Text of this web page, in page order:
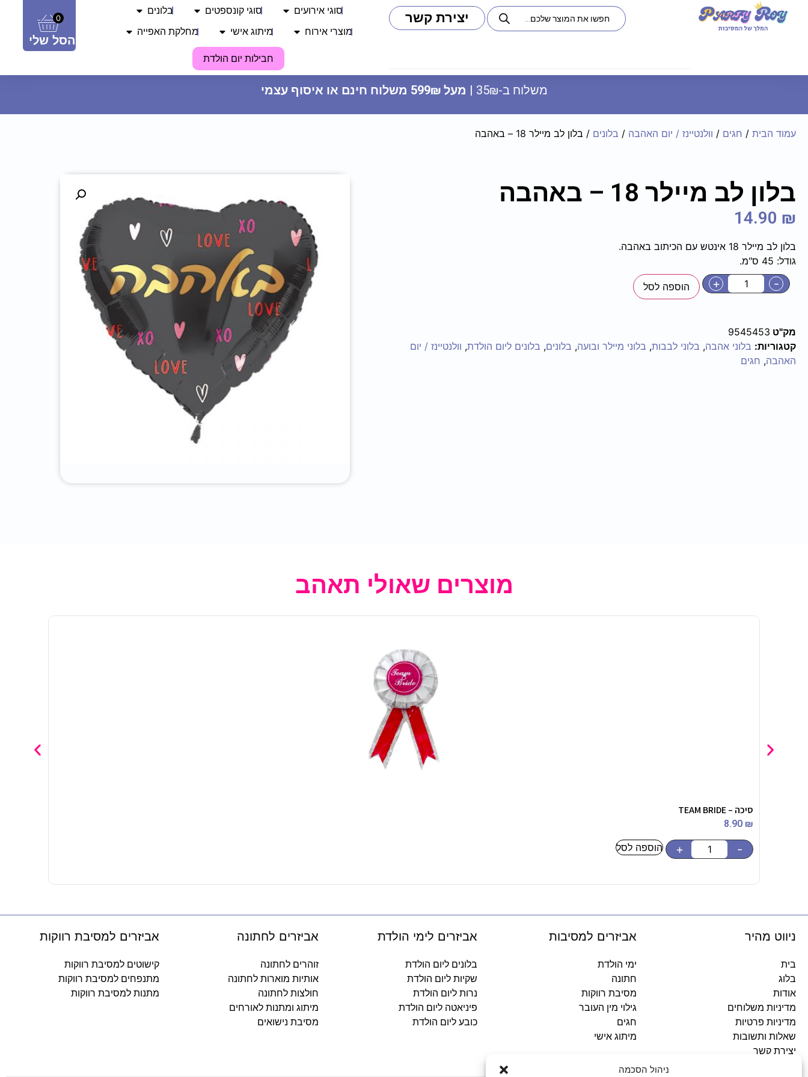
ניהול הסכמה
חולצה מודפסת - הגעתי ליעד
0
הסל שלי
יצירת קשר סוגי אירועים סוגי קונספטים בלונים
מוצרי אירוח מיתוג אישי מחלקת האפייה
חבילות יום הולדת
משלוח ב-35₪ | מעל 599₪ משלוח חינם או איסוף עצמי
עמוד הבית / חגים / וולנטיינז / יום האהבה / בלונים / בלון לב מיילר 18 – באהבה
בלון לב מיילר 18 – באהבה
14.90 ₪
בלון לב מיילר 18 אינטש עם הכיתוב באהבה.
גודל: 45 ס"מ.
-
+ הוספה לסל
מק"ט 9545453
קטגוריות: בלוני אהבה, בלוני לבבות, בלוני מיילר ובועה, בלונים, בלונים ליום הולדת, וולנטיינז / יום
האהבה, חגים
מוצרים שאולי תאהב
סיכה – TEAM BRIDE
8.90 ₪
-
+ הוספה לסל
ניווט מהיר
בית
בלוג
אודות
מדיניות משלוחים
מדיניות פרטיות
שאלות ותשובות
יצירת קשר
אביזרים למסיבות
ימי הולדת
חתונה
מסיבת רווקות
גילוי מין העובר
חגים
מיתוג אישי
אביזרים לימי הולדת
בלונים ליום הולדת
שקיות ליום הולדת
נרות ליום הולדת
פיניאטה ליום הולדת
כובע ליום הולדת
אביזרים לחתונה
זוהרים לחתונה
אותיות מוארות לחתונה
חולצות לחתונה
מיתוג ומתנות לאורחים
מסיבת נישואים
אביזרים למסיבת רווקות
קישוטים למסיבת רווקות
מתנפחים למסיבת רווקות
מתנות למסיבת רווקות